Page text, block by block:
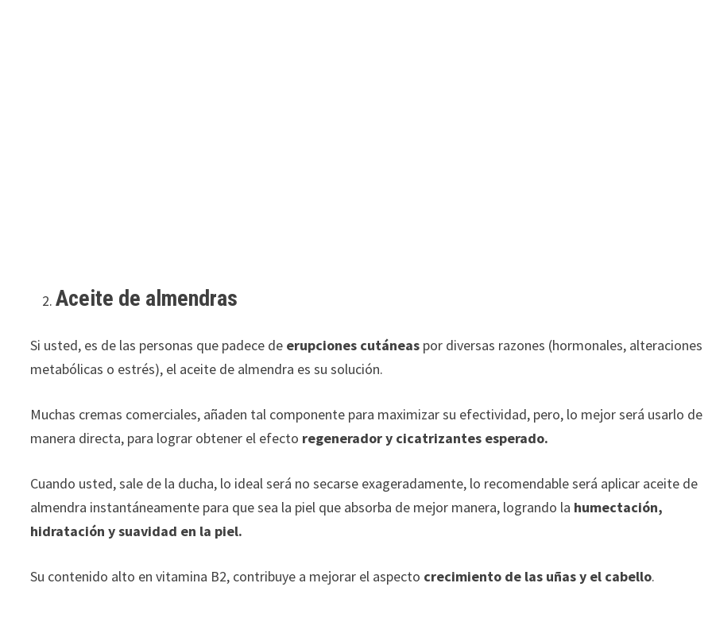
Aceite de almendras
Si usted, es de las personas que padece de erupciones cutáneas por diversas razones (hormonales, alteraciones
metabólicas o estrés), el aceite de almendra es su solución.
Muchas cremas comerciales, añaden tal componente para maximizar su efectividad, pero, lo mejor será usarlo de
manera directa, para lograr obtener el efecto regenerador y cicatrizantes esperado.
Cuando usted, sale de la ducha, lo ideal será no secarse exageradamente, lo recomendable será aplicar aceite de
almendra instantáneamente para que sea la piel que absorba de mejor manera, logrando la humectación,
hidratación y suavidad en la piel.
Su contenido alto en vitamina B2, contribuye a mejorar el aspecto crecimiento de las uñas y el cabello.